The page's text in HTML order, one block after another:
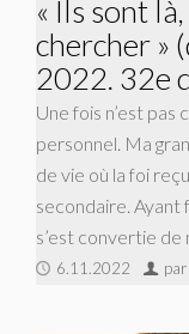
« Ils sont
chercher »
2022. 32e
Une fois n’est
personnel. Ma
de vie où la foi
secondaire. Ayant
s’est convertie
6.11.2022